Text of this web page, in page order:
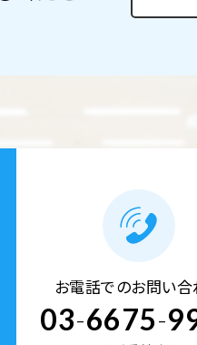
お電話でのお問い
03-6675-